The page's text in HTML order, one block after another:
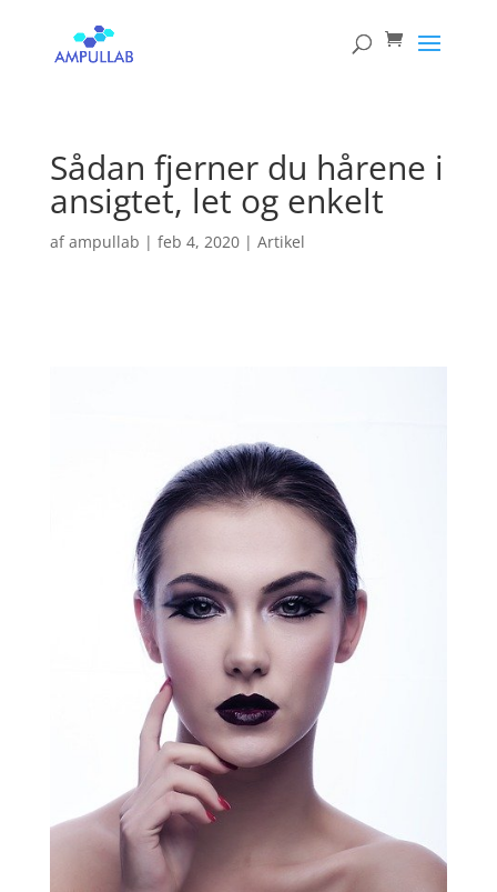
Sådan fjerner du hårene i
ansigtet, let og enkelt
afampullab | feb 4, 2020| Artikel